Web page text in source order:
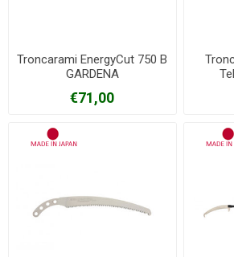
Troncarami EnergyCut 750 B
GARDENA
€71,00